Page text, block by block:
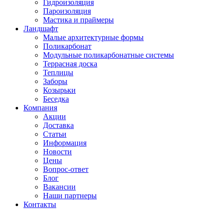
Гидроизоляция
Пароизоляция
Мастика и праймеры
Ландшафт
Малые архитектурные формы
Поликарбонат
Модульные поликарбонатные системы
Террасная доска
Теплицы
Заборы
Козырьки
Беседка
Компания
Акции
Доставка
Статьи
Информация
Новости
Цены
Вопрос-ответ
Блог
Вакансии
Наши партнеры
Контакты